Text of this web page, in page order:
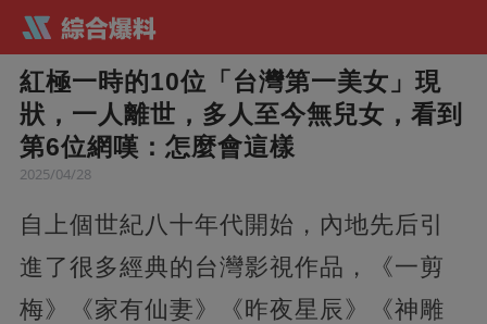
紅極一時的10位「台灣第一美女」現
狀，一人離世，多人至今無兒女，看到
第6位網嘆：怎麼會這樣
2025/04/28
自上個世紀八十年代開始，內地先后引
進了很多經典的台灣影視作品，《一剪
梅》《家有仙妻》《昨夜星辰》《神雕